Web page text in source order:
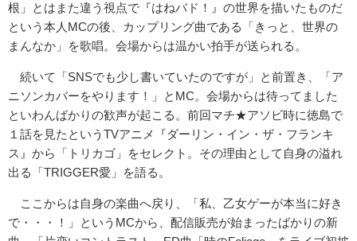
根」とはまた違う視点で『はねバド！』の世界を描いたものだ
という本人MCの後、カップリング曲である「きっと、世界の
まんなか」を歌唱。会場からは温かい拍手が送られる。
続いて「SNSでも少し書いていたのですが」と前置き、「ア
ニソンカバーをやります！」とMC。会場からは待ってました
といわんばかりの歓声が起こる。前回マチ★アソビ時に徳島で
１話を見たというTVアニメ『ダーリン・イン・ザ・フランキ
ス』から「トリカゴ」をセレクト。その理由として自身の溢れ
出る「TRIGGER愛」を語る。
ここからは自身の楽曲へ戻り、「私、乙女ゲーが本当に好き
で・・・！」というMCから、配信販売が始まったばかりの新